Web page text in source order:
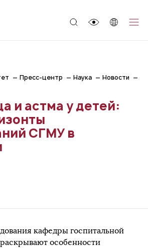
Пресс-центр Наука
Новости
и астма у детей:
СГМУ в
кафедры госпитальной
особенности